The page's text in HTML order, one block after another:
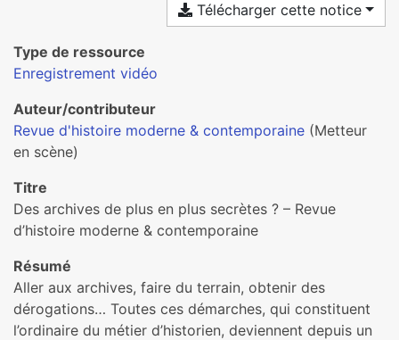
Télécharger cette notice
Type de ressource
Enregistrement vidéo
Auteur/contributeur
Revue d'histoire moderne & contemporaine (Metteur
en scène)
Titre
Des archives de plus en plus secrètes ? – Revue
d’histoire moderne & contemporaine
Résumé
Aller aux archives, faire du terrain, obtenir des
dérogations… Toutes ces démarches, qui constituent
l’ordinaire du métier d’historien, deviennent depuis un